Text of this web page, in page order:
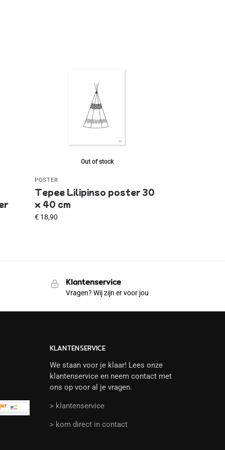
Out of stock
POSTER
Tepee Lilipinso poster 30
x 40 cm
€ 18,90
Klantenservice
Vragen? Wij zijn er voor jou
KLANTENSERVICE
We staan voor je klaar! Lees onze
klantenservice en neem contact met
ons op voor al je vragen.
> klantenservice
> kom direct in contact